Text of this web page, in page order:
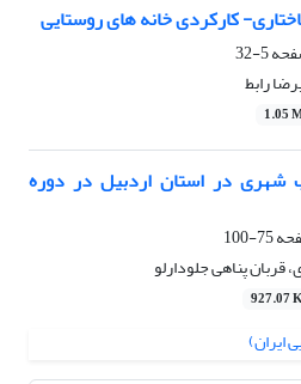
کارکردی خانه های روستایی
5-32
رابط
1.05
شهری در استان اردبیل در دوره
75-100
قربان پناهی جلودارلو
927.07